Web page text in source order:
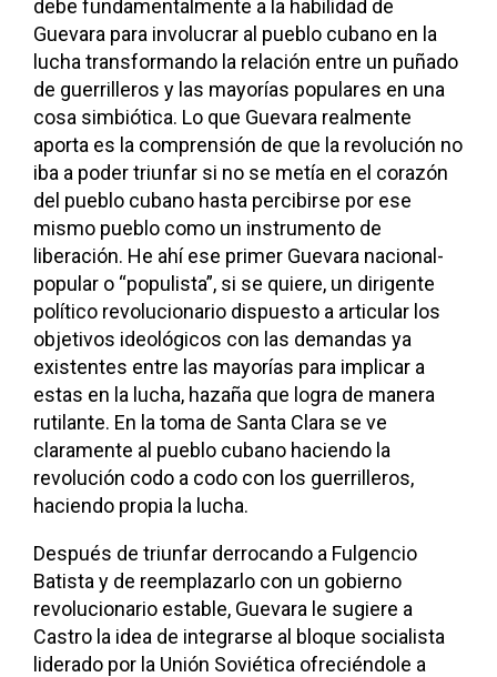
debe fundamentalmente a la habilidad de
Guevara para involucrar al pueblo cubano en la
lucha transformando la relación entre un puñado
de guerrilleros y las mayorías populares en una
cosa simbiótica. Lo que Guevara realmente
aporta es la comprensión de que la revolución no
iba a poder triunfar si no se metía en el corazón
del pueblo cubano hasta percibirse por ese
mismo pueblo como un instrumento de
liberación. He ahí ese primer Guevara nacional-
popular o “populista”, si se quiere, un dirigente
político revolucionario dispuesto a articular los
objetivos ideológicos con las demandas ya
existentes entre las mayorías para implicar a
estas en la lucha, hazaña que logra de manera
rutilante. En la toma de Santa Clara se ve
claramente al pueblo cubano haciendo la
revolución codo a codo con los guerrilleros,
haciendo propia la lucha.
Después de triunfar derrocando a Fulgencio
Batista y de reemplazarlo con un gobierno
revolucionario estable, Guevara le sugiere a
Castro la idea de integrarse al bloque socialista
liderado por la Unión Soviética ofreciéndole a